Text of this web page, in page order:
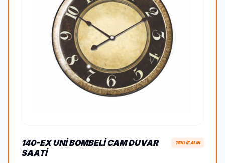
140-EX UNI BOMBELI CAM DUVAR
SAATI
TEKLİF ALIN